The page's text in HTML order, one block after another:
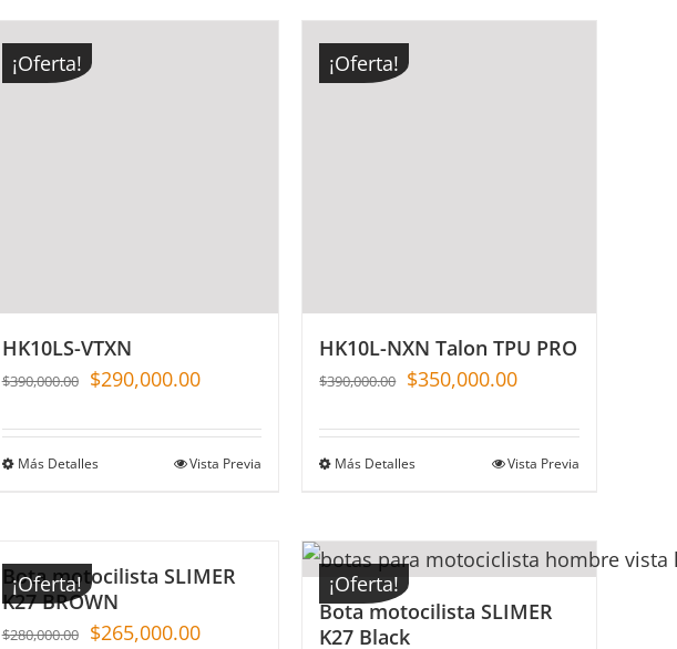
¡Oferta!
HK10LS-VTXN
$390,000.00 $290,000.00
Más Detalles Vista Previa
¡Oferta!
HK10L-NXN Talon TPU PRO
$390,000.00 $350,000.00
Más Detalles Vista Previa
¡Oferta!
Bota motocilista SLIMER
K27 BROWN
$280,000.00 $265,000.00
¡Oferta!
Bota motocilista SLIMER
K27 Black